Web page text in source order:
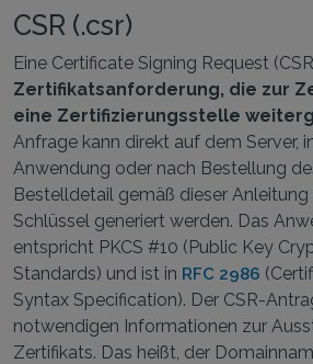
CSR (.csr)
Eine Certificate Signing Request
Zertifikatsanforderung, die zur
eine Zertifizierungsstelle
Anfrage kann direkt auf dem Server,
Anwendung oder nach Bestellung
Bestelldetail gemäß dieser
Schlüssel generiert werden. Das
entspricht PKCS #10 (Public Key
Standards) und ist in RFC 2986
Syntax Specification). Der CSR-
notwendigen Informationen zur
Zertifikats. Das heißt, der